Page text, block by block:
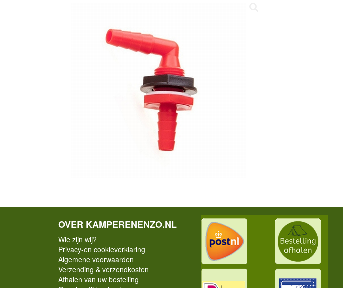
OVER KAMPERENENZO.NL
Wie zijn wij?
Privacy-en cookieverklaring
Algemene voorwaarden
Verzending & verzendkosten
Afhalen van uw bestelling